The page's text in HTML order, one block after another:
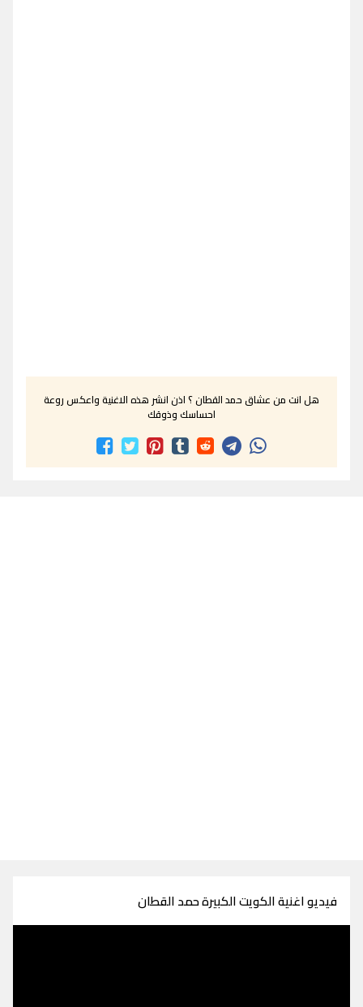
هل انت من عشاق حمد القطان ؟ اذن انشر هذه الاغنية واعكس روعة
احساسك وذوقك
فيديو اغنية الكويت الكبيرة حمد القطان